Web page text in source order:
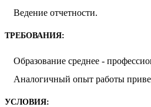
Ведение отчетности.
ТРЕБОВАНИЯ:
Образование среднее -
Аналогичный опыт работы
УСЛОВИЯ: